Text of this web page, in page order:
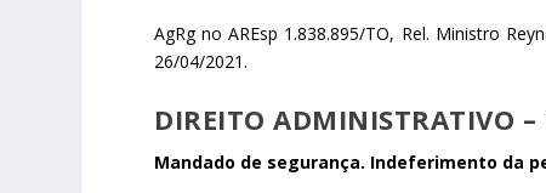
AgRg no AREsp 1.838.895/TO, Rel. Ministro
26/04/2021.
DIREITO ADMINISTRATIVO
Mandado de segurança. Indeferimento da